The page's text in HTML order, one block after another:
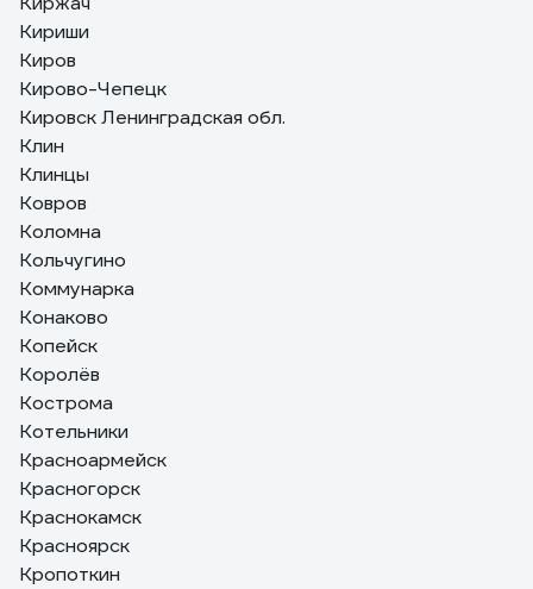
Кириши
Киров
Кирово-Чепецк
Кировск Ленинградская обл.
Клин
Клинцы
Ковров
Коломна
Кольчугино
Коммунарка
Конаково
Копейск
Королёв
Кострома
Котельники
Красноармейск
Красногорск
Краснокамск
Красноярск
Кропоткин